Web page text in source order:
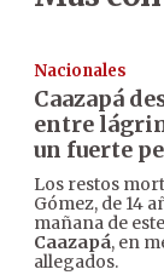
Nacionales
Caazapá
entre
un fuerte
Los restos
Gómez, de 14
mañana de
Caazapá, en
allegados.